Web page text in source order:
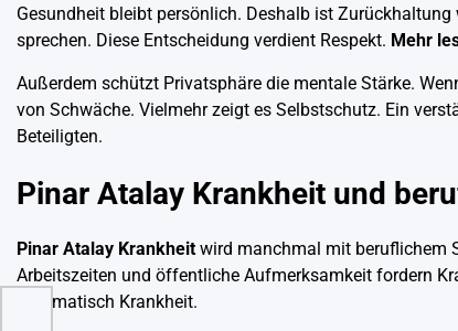
Gesundheit bleibt persönlich. Deshalb ist
sprechen. Diese Entscheidung verdient Respekt. Mehr
Außerdem schützt Privatsphäre die mentale Stärke.
von Schwäche. Vielmehr zeigt es Selbstschutz. Ein
Beteiligten.
Pinar Atalay Krankheit und
Pinar Atalay Krankheit wird manchmal mit beruflichem
Arbeitszeiten und öffentliche Aufmerksamkeit fordern
automatisch Krankheit.